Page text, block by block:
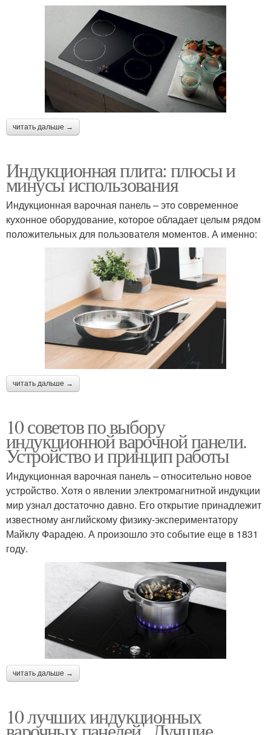
читать дальше →
Индукционная плита: плюсы и
минусы использования
Индукционная варочная панель – это современное
кухонное оборудование, которое обладает целым рядом
положительных для пользователя моментов. А именно:
читать дальше →
10 советов по выбору
индукционной варочной панели.
Устройство и принцип работы
Индукционная варочная панель – относительно новое
устройство. Хотя о явлении электромагнитной индукции
мир узнал достаточно давно. Его открытие принадлежит
известному английскому физику-экспериментатору
Майклу Фарадею. А произошло это событие еще в 1831
году.
читать дальше →
10 лучших индукционных